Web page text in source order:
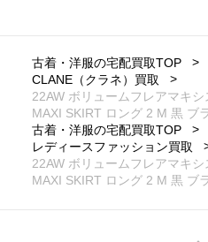
古着・洋服の宅配買取TOP
CLANE（クラネ）買取
22AW ボリュームフレアマキ
MAXI SKIRT ロング 2 M 黒 ブ
古着・洋服の宅配買取TOP
レディースファッション買取
22AW ボリュームフレアマキ
MAXI SKIRT ロング 2 M 黒 ブ